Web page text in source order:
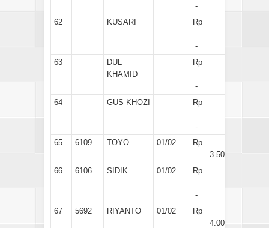
-
62
KUSARI Rp
-
63
DUL
KHAMID
Rp
-
64
GUS KHOZI Rp
-
65
6109 TOYO 01/02
Rp
3.500
66
6106 SIDIK 01/02 Rp
-
67
5692 RIYANTO 01/02
Rp
4.000